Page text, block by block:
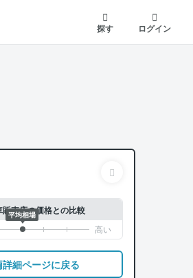
探す
ログイン
販売店の価格との比較
平均相場
詳細ページに戻る